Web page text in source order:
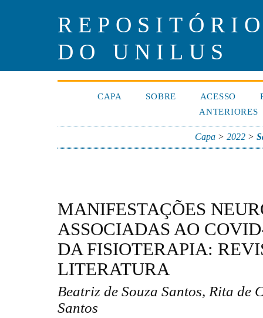
DO UNILUS
CAPA SOBRE ACESSO
ANTERIORES
Capa >2022 >
MANIFESTAÇÕES
ASSOCIADAS AO
DA FISIOTERAPIA:
LITERATURA
Beatriz de Souza Santos, Rita de
Santos